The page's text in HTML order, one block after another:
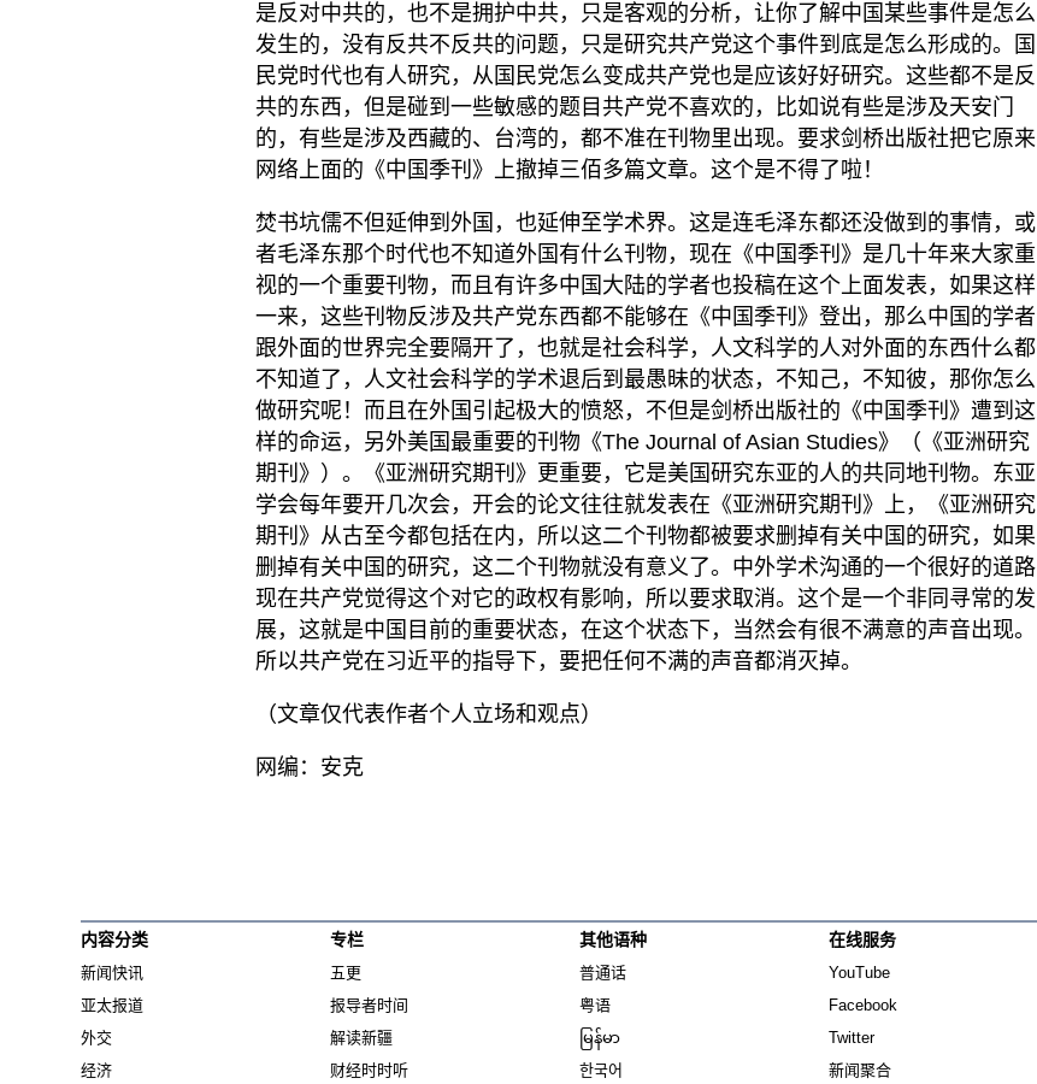
是反对中共的，也不是拥护中共，只是客观的分析，让你了解中国某些事件是怎么
发生的，没有反共不反共的问题，只是研究共产党这个事件到底是怎么形成的。国
民党时代也有人研究，从国民党怎么变成共产党也是应该好好研究。这些都不是反
共的东西，但是碰到一些敏感的题目共产党不喜欢的，比如说有些是涉及天安门
的，有些是涉及西藏的、台湾的，都不准在刊物里出现。要求剑桥出版社把它原来
网络上面的《中国季刊》上撤掉三佰多篇文章。这个是不得了啦！
焚书坑儒不但延伸到外国，也延伸至学术界。这是连毛泽东都还没做到的事情，或
者毛泽东那个时代也不知道外国有什么刊物，现在《中国季刊》是几十年来大家重
视的一个重要刊物，而且有许多中国大陆的学者也投稿在这个上面发表，如果这样
一来，这些刊物反涉及共产党东西都不能够在《中国季刊》登出，那么中国的学者
跟外面的世界完全要隔开了，也就是社会科学，人文科学的人对外面的东西什么都
不知道了，人文社会科学的学术退后到最愚昧的状态，不知己，不知彼，那你怎么
做研究呢！而且在外国引起极大的愤怒，不但是剑桥出版社的《中国季刊》遭到这
样的命运，另外美国最重要的刊物《The Journal of Asian Studies》（《亚洲研究
期刊》）。《亚洲研究期刊》更重要，它是美国研究东亚的人的共同地刊物。东亚
学会每年要开几次会，开会的论文往往就发表在《亚洲研究期刊》上，《亚洲研究
期刊》从古至今都包括在内，所以这二个刊物都被要求删掉有关中国的研究，如果
删掉有关中国的研究，这二个刊物就没有意义了。中外学术沟通的一个很好的道路
现在共产党觉得这个对它的政权有影响，所以要求取消。这个是一个非同寻常的发
展，这就是中国目前的重要状态，在这个状态下，当然会有很不满意的声音出现。
所以共产党在习近平的指导下，要把任何不满的声音都消灭掉。
（文章仅代表作者个人立场和观点）
网编：安克
内容分类
新闻快讯
亚太报道
外交
经济
专栏
五更
报导者时间
解读新疆
财经时时听
其他语种
普通话
粤语
မြန်မာ
한국어
在线服务
YouTube
Facebook
Twitter
新闻聚合